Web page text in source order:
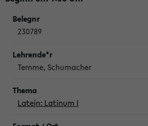
230789
Temme, Schumacher
Latein: Latinum I